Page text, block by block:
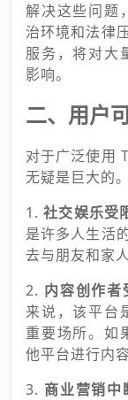
解决这些问题
治环境和法律
服务，将对大
影响。
二、用户
对于广泛使用
无疑是巨大的
1.社交娱乐受
是许多人生活
去与朋友和家
2. 内容创作者
来说，该平台
重要场所。如
他平台进行内
3. 商业营销中